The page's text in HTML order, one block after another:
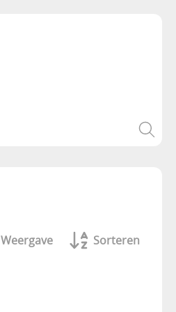
Weergave Sorteren